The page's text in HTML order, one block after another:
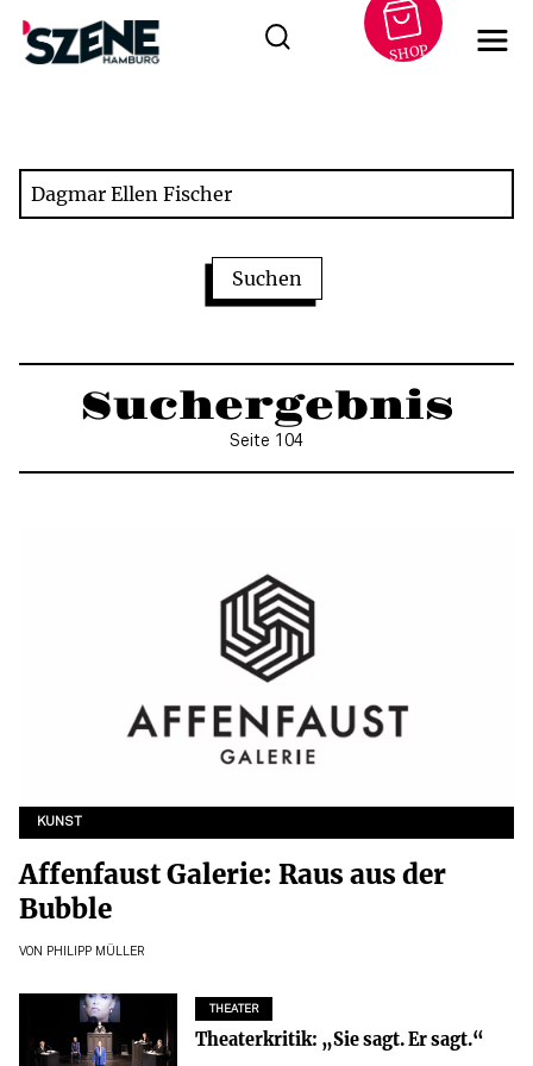
SHOP
Suchergebnis
Seite 104
KUNST
Affenfaust Galerie: Raus aus der
Bubble
VON PHILIPP MÜLLER
THEATER
Theaterkritik: „Sie sagt. Er sagt.“